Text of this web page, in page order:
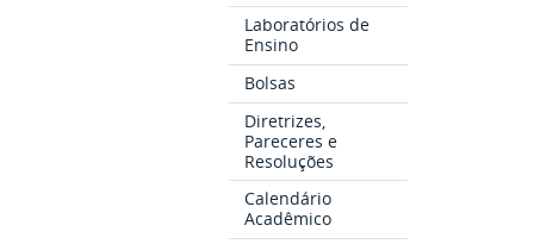
Laboratórios de
Ensino
Bolsas
Diretrizes,
Pareceres e
Resoluções
Calendário
Acadêmico